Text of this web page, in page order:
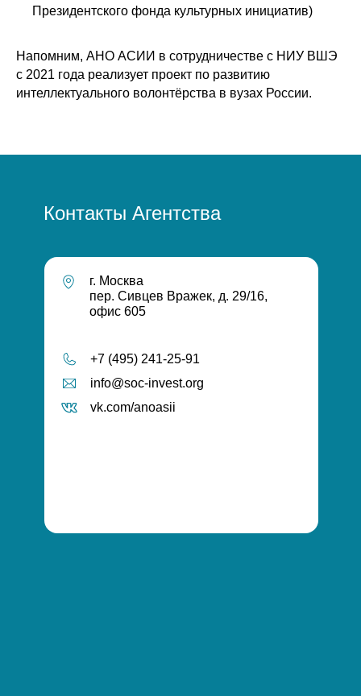
Президентского фонда культурных инициатив)
Напомним, АНО АСИИ в сотрудничестве с НИУ ВШЭ
с 2021 года реализует проект по развитию
интеллектуального волонтёрства в вузах России.
Контакты Агентства
info@soc-invest.org
+7 (495) 241-25-91
г. Москва
пер. Сивцев Вражек, д. 29/16,
офис 605
vk.com/anoasii